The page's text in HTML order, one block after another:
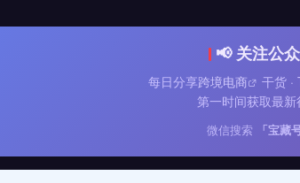
📢 关注公
每日分享跨境电商
干货 ·
第一时间获取最
微信搜索 「宝藏